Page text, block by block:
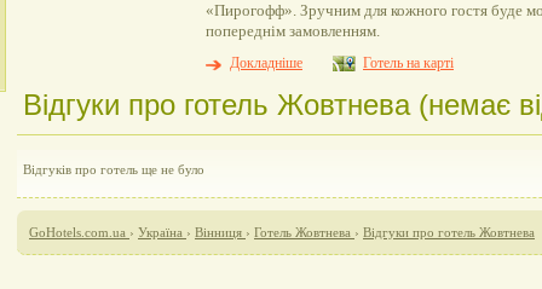
«Пирогофф». Зручним для кожного гостя буде
попереднім замовленням.
Докладніше
Готель на карті
Відгуки про готель Жовтнева (немає
Відгуків про готель ще не було
GoHotels.com.ua › Україна › Вінниця › Готель Жовтнева › Відгуки про готель Жовтнева